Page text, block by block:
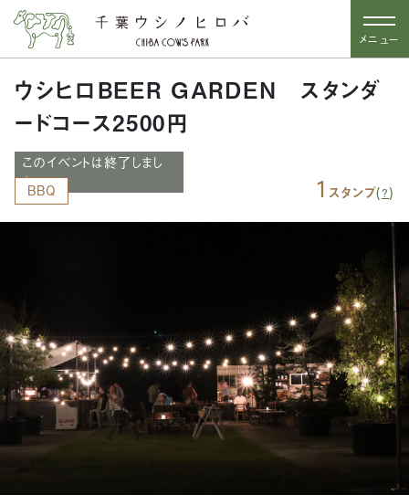
メニュー
ウシヒロBEER GARDEN スタンダ
ードコース2500円
このイベントは終了しまし
たBBQ 1 スタンプ(?)